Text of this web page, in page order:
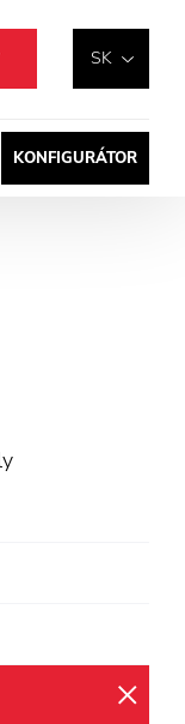
SK
KONFIGURÁTOR